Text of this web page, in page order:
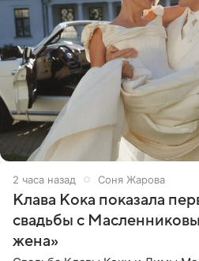
2 часа назад Соня Жарова
Клава Кока показала
свадьбы с
жена»